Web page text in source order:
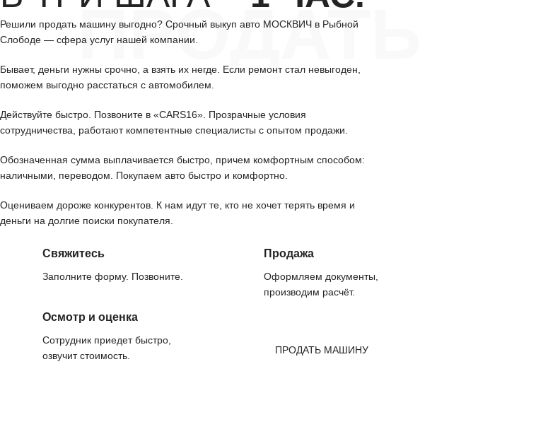
ПРОДАТЬ
Решили продать машину выгодно? Срочный выкуп авто МОСКВИЧ в Рыбной
Слободе — сфера услуг нашей компании.
Бывает, деньги нужны срочно, а взять их негде. Если ремонт стал невыгоден,
поможем выгодно расстаться с автомобилем.
Действуйте быстро. Позвоните в «CARS16». Прозрачные условия
сотрудничества, работают компетентные специалисты с опытом продажи.
Обозначенная сумма выплачивается быстро, причем комфортным способом:
наличными, переводом. Покупаем авто быстро и комфортно.
Оцениваем дороже конкурентов. К нам идут те, кто не хочет терять время и
деньги на долгие поиски покупателя.
Свяжитесь
Заполните форму. Позвоните.
Осмотр и оценка
Сотрудник приедет быстро,
озвучит стоимость.
Продажа
Оформляем документы,
производим расчёт.
ПРОДАТЬ МАШИНУ